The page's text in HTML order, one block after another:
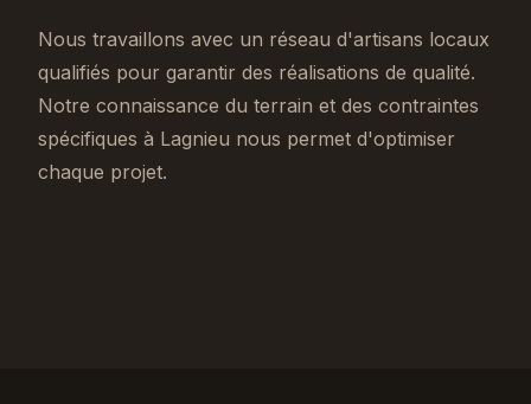
Nous travaillons avec un réseau d'artisans locaux
qualifiés pour garantir des réalisations de qualité.
Notre connaissance du terrain et des contraintes
spécifiques à Lagnieu nous permet d'optimiser
chaque projet.